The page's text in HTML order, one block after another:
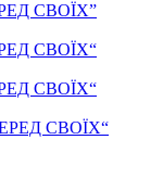
СВОЇХ”
СВОЇХ“
СВОЇХ“
СВОЇХ“